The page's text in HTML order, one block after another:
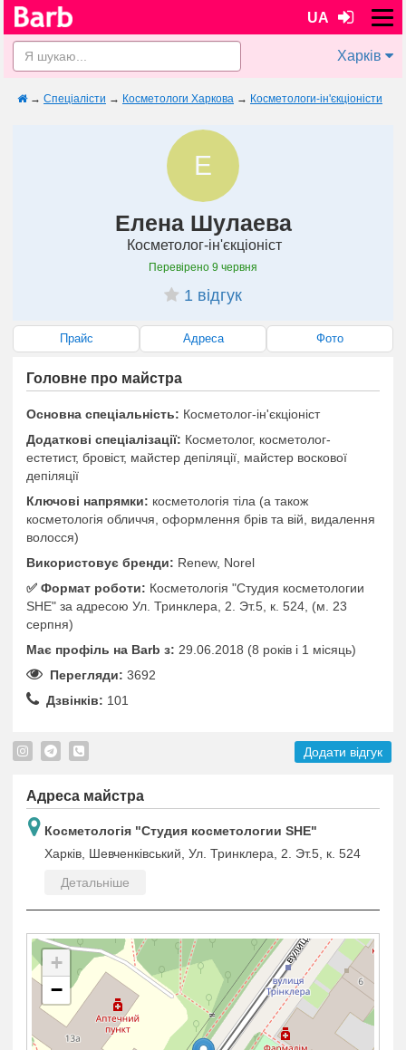
UA
Харків
→ Спеціалісти → Косметологи Харкова → Косметологи-ін'єкціоністи
Е
Елена Шулаева
Косметолог-ін'єкціоніст
Перевірено 9 червня
1 відгук
Прайс Адреса Фото
Головне про майстра
Основна спеціальність: Косметолог-ін'єкціоніст
Додаткові спеціалізації: Косметолог, косметолог-
естетист, бровіст, майстер депіляції, майстер воскової
депіляції
Ключові напрямки: косметологія тіла (а також
косметологія обличчя, оформлення брів та вій, видалення
волосся)
Використовує бренди: Renew, Norel
✅️ Формат роботи: Косметологія "Студия косметологии
SHE" за адресою Ул. Тринклера, 2. Эт.5, к. 524, (м. 23
серпня)
Має профіль на Barb з: 29.06.2018 (8 років i 1 місяць)
Перегляди: 3692
Дзвінків: 101
Додати відгук
Адреса майстра
Косметологія "Студия косметологии SHE"
Харків, Шевченківський, Ул. Тринклера, 2. Эт.5, к. 524
Детальніше
+
−